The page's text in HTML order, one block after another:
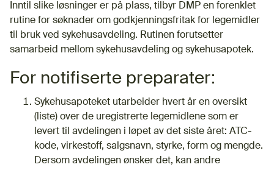
Inntil slike løsninger er på plass, tilbyr DMP en forenklet
rutine for søknader om godkjenningsfritak for legemidler
til bruk ved sykehusavdeling. Rutinen forutsetter
samarbeid mellom sykehusavdeling og sykehusapotek.
For notifiserte preparater:
Sykehusapoteket utarbeider hvert år en oversikt
(liste) over de uregistrerte legemidlene som er
levert til avdelingen i løpet av det siste året: ATC-
kode, virkestoff, salgsnavn, styrke, form og mengde.
Dersom avdelingen ønsker det, kan andre